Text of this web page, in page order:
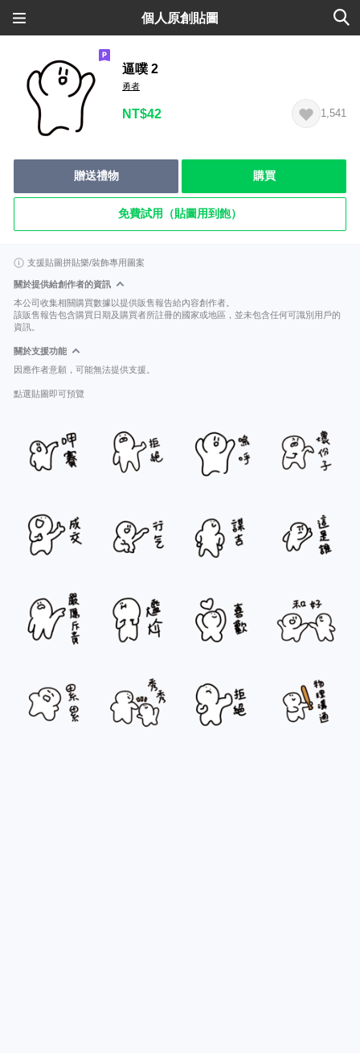
個人原創貼圖
逼噗 2
勇者
NT$42 1,541
贈送禮物 購買
免費試用（貼圖用到飽）
支援貼圖拼貼樂/裝飾專用圖案
關於提供給創作者的資訊
本公司收集相關購買數據以提供販售報告給內容創作者。
該販售報告包含購買日期及購買者所註冊的國家或地區，並未包含任何可識別用戶的
資訊。
關於支援功能
因應作者意願，可能無法提供支援。
點選貼圖即可預覽